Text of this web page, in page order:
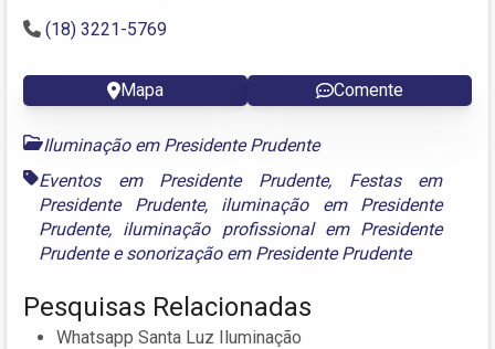
(18) 3221-5769
Mapa Comente
Iluminação em Presidente Prudente
Eventos em Presidente Prudente, Festas em
Presidente Prudente, iluminação em Presidente
Prudente, iluminação profissional em Presidente
Prudenteesonorização em Presidente Prudente
Pesquisas Relacionadas
Whatsapp Santa Luz Iluminação